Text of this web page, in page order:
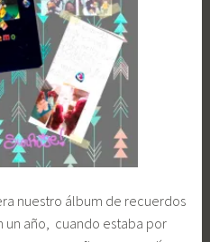
nuestro álbum de recuerdos
un año, cuando estaba por